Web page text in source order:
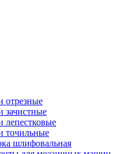
отрезные
зачистные
лепестковые
точильные
шлифовальная